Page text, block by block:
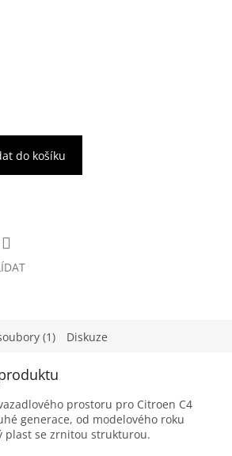
do košíku
(1) Diskuze
prostoru pro Citroen C4
generace, od modelového roku
plast se zrnitou strukturou.